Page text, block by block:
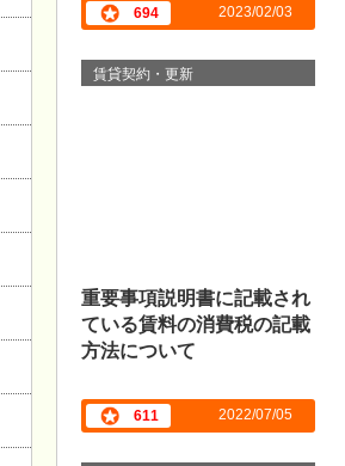
694 2023/02/03
賃貸契約・更新
重要事項説明書に記載され
ている賃料の消費税の記載
方法について
611 2022/07/05